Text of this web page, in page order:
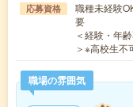
応募資格
職種未経験
要
＜経験・年
＞※高校生
職場の雰囲気